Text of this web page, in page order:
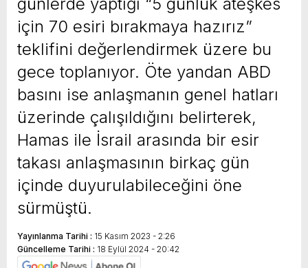
için 70 esiri bırakmaya hazırız”
teklifini değerlendirmek üzere bu
gece toplanıyor. Öte yandan ABD
basını ise anlaşmanın genel hatları
üzerinde çalışıldığını belirterek,
Hamas ile İsrail arasında bir esir
takası anlaşmasının birkaç gün
içinde duyurulabileceğini öne
sürmüştü.
Yayınlanma Tarihi : 15 Kasım 2023 - 2:26
Güncelleme Tarihi : 18 Eylül 2024 - 20:42